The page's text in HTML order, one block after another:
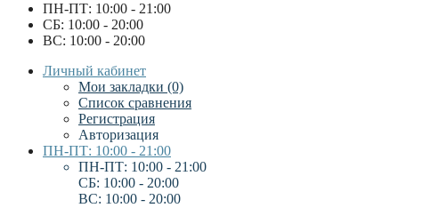
ПН-ПТ: 10:00 - 21:00
СБ: 10:00 - 20:00
ВС: 10:00 - 20:00
Личный кабинет
Мои закладки (0)
Список сравнения
Регистрация
Авторизация
ПН-ПТ: 10:00 - 21:00
ПН-ПТ: 10:00 - 21:00
СБ: 10:00 - 20:00
ВС: 10:00 - 20:00